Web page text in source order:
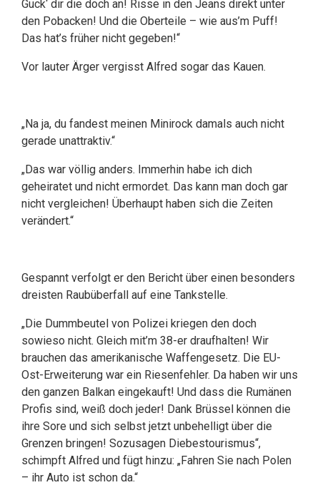
Guck‘ dir die doch an! Risse in den Jeans direkt unter
den Pobacken! Und die Oberteile – wie aus’m Puff!
Das hat’s früher nicht gegeben!“
Vor lauter Ärger vergisst Alfred sogar das Kauen.
„Na ja, du fandest meinen Minirock damals auch nicht
gerade unattraktiv.“
„Das war völlig anders. Immerhin habe ich dich
geheiratet und nicht ermordet. Das kann man doch gar
nicht vergleichen! Überhaupt haben sich die Zeiten
verändert.“
Gespannt verfolgt er den Bericht über einen besonders
dreisten Raubüberfall auf eine Tankstelle.
„Die Dummbeutel von Polizei kriegen den doch
sowieso nicht. Gleich mit’m 38-er draufhalten! Wir
brauchen das amerikanische Waffengesetz. Die EU-
Ost-Erweiterung war ein Riesenfehler. Da haben wir uns
den ganzen Balkan eingekauft! Und dass die Rumänen
Profis sind, weiß doch jeder! Dank Brüssel können die
ihre Sore und sich selbst jetzt unbehelligt über die
Grenzen bringen! Sozusagen Diebestourismus“,
schimpft Alfred und fügt hinzu: „Fahren Sie nach Polen
– ihr Auto ist schon da.“